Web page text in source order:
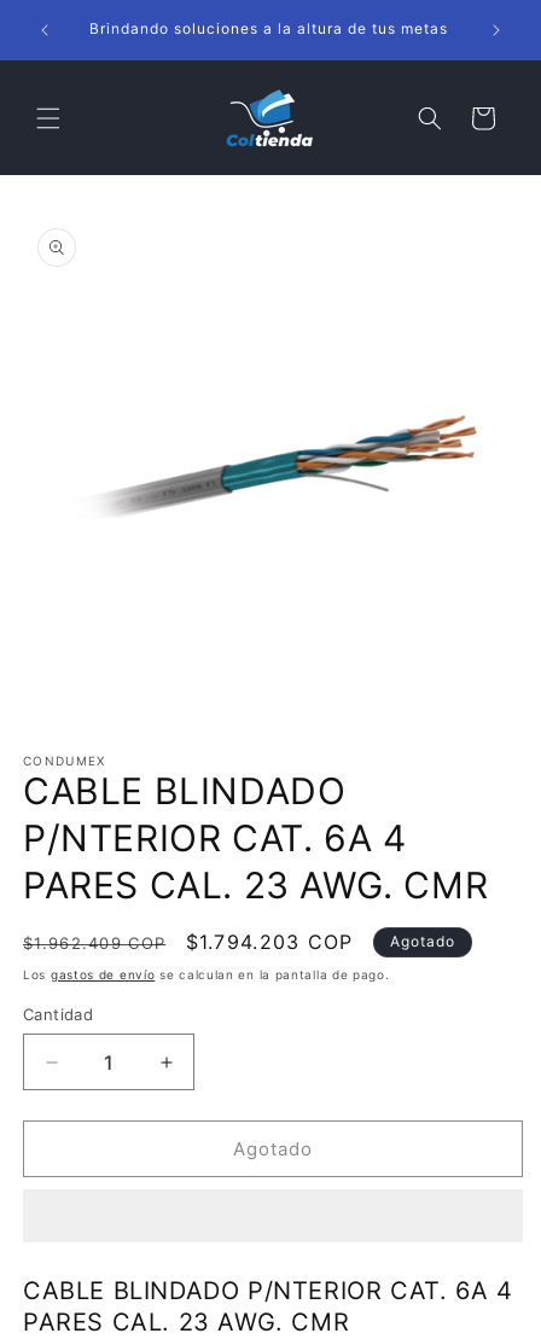
directamenteBrindando soluciones a la altura de tus metas
Carrito
a la
información
multimedia
1
en
ventana
modal
CONDUMEX
CABLE BLINDADO
P/NTERIOR CAT. 6A 4
PARES CAL. 23 AWG. CMR
Precio
habitual
$1.962.409 COP
Precio
de
$1.794.203 COP Agotado
Los gastos de envío se calculan en la pantalla de pago.
Cantidad
Reducir
cantidad
para
BLINDADO
4
PARES
CAL.
Aumentar
cantidad
para
CABLE
BLINDADO
4
PARES
CAL.
Agotado
CABLE BLINDADO P/NTERIOR CAT. 6A 4
PARES CAL. 23 AWG. CMR